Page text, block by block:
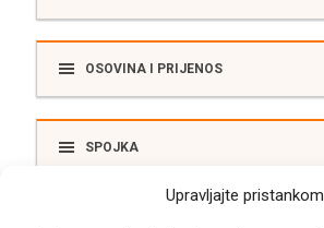
Upravljajte pristankom
OSOVINA I PRIJENOS
SPOJKA